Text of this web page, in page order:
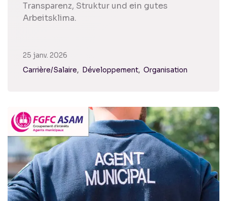
Transparenz, Struktur und ein gutes
Arbeitsklima.
25 janv. 2026
Carrière/Salaire
Développement Organisation